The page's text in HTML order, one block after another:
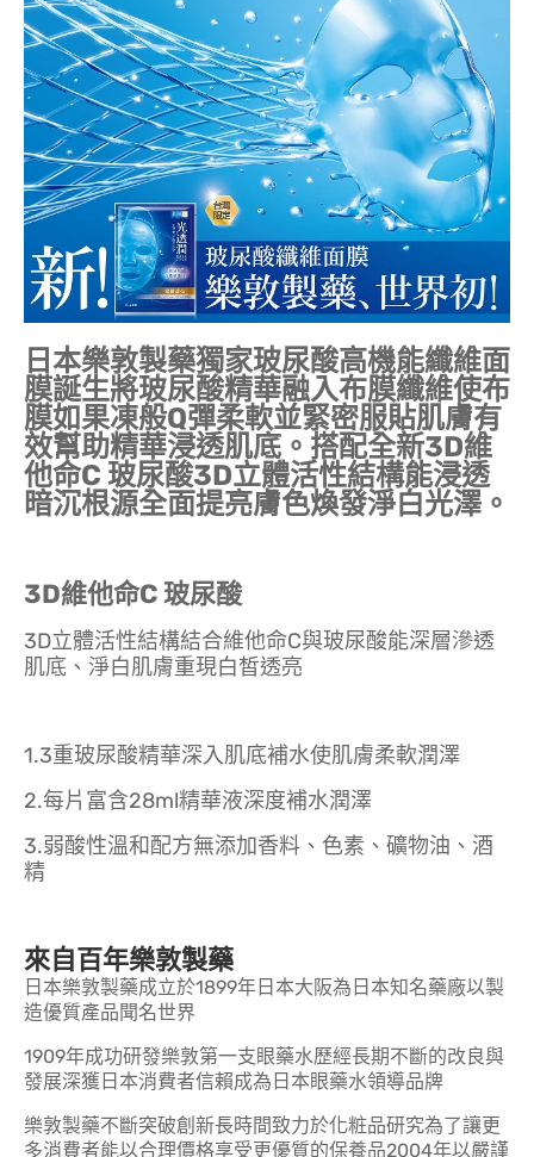
日本樂敦製藥獨家玻尿酸高機能纖維面
膜誕生將玻尿酸精華融入布膜纖維使布
膜如果凍般Q彈柔軟並緊密服貼肌膚有
效幫助精華浸透肌底。搭配全新3D維
他命C 玻尿酸3D立體活性結構能浸透
暗沉根源全面提亮膚色煥發淨白光澤。
3D維他命C 玻尿酸
3D立體活性結構結合維他命C與玻尿酸能深層滲透
肌底、淨白肌膚重現白皙透亮
1.3重玻尿酸精華深入肌底補水使肌膚柔軟潤澤
2.每片富含28ml精華液深度補水潤澤
3.弱酸性溫和配方無添加香料、色素、礦物油、酒
精
來自百年樂敦製藥
日本樂敦製藥成立於1899年日本大阪為日本知名藥廠以製
造優質產品聞名世界
1909年成功研發樂敦第一支眼藥水歷經長期不斷的改良與
發展深獲日本消費者信賴成為日本眼藥水領導品牌
樂敦製藥不斷突破創新長時間致力於化粧品研究為了讓更
多消費者能以合理價格享受更優質的保養品2004年以嚴謹